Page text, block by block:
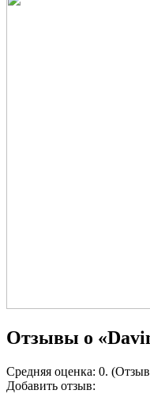
Отзывы о
Средняя оценка: 0.
Добавить отзыв: